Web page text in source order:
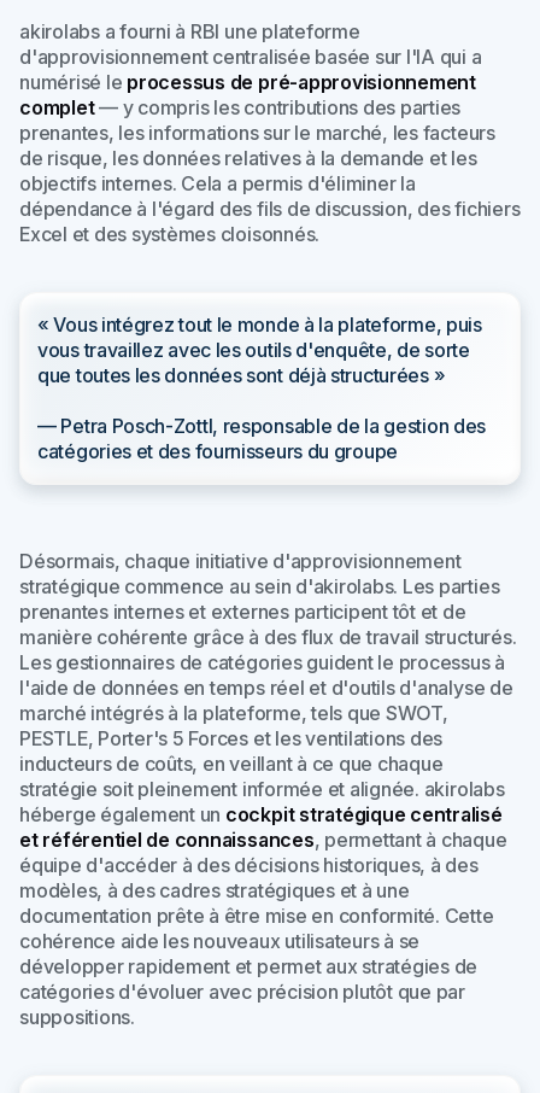
akirolabs a fourni à RBI une plateforme
d'approvisionnement centralisée basée sur l'IA qui a
numérisé le processus de pré-approvisionnement
complet— y compris les contributions des parties
prenantes, les informations sur le marché, les facteurs
de risque, les données relatives à la demande et les
objectifs internes. Cela a permis d'éliminer la
dépendance à l'égard des fils de discussion, des fichiers
Excel et des systèmes cloisonnés.
« Vous intégrez tout le monde à la plateforme, puis
vous travaillez avec les outils d'enquête, de sorte
que toutes les données sont déjà structurées »
— Petra Posch-Zottl, responsable de la gestion des
catégories et des fournisseurs du groupe
Désormais, chaque initiative d'approvisionnement
stratégique commence au sein d'akirolabs. Les parties
prenantes internes et externes participent tôt et de
manière cohérente grâce à des flux de travail structurés.
Les gestionnaires de catégories guident le processus à
l'aide de données en temps réel et d'outils d'analyse de
marché intégrés à la plateforme, tels que SWOT,
PESTLE, Porter's 5 Forces et les ventilations des
inducteurs de coûts, en veillant à ce que chaque
stratégie soit pleinement informée et alignée. akirolabs
héberge également un cockpit stratégique centralisé
et référentiel de connaissances, permettant à chaque
équipe d'accéder à des décisions historiques, à des
modèles, à des cadres stratégiques et à une
documentation prête à être mise en conformité. Cette
cohérence aide les nouveaux utilisateurs à se
développer rapidement et permet aux stratégies de
catégories d'évoluer avec précision plutôt que par
suppositions.